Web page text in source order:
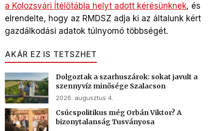
a Kolozsvári Ítélőtábla helyt adott kérésünknek, és
elrendelte, hogy az RMDSZ adja ki az általunk kért
gazdálkodási adatok túlnyomó többségét.
AKÁR EZ IS TETSZHET
Dolgoztak a szarhuszárok: sokat javult a
szennyvíz minősége Szalacson
2026. augusztus 4.
Csúcspolitikus még Orbán Viktor? A
bizonytalanság Tusványosa